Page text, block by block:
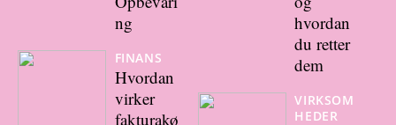
ng
FINANS
Hvordan
virker
fakturakø
hvordan
du retter
dem
VIRKSOM
HEDER